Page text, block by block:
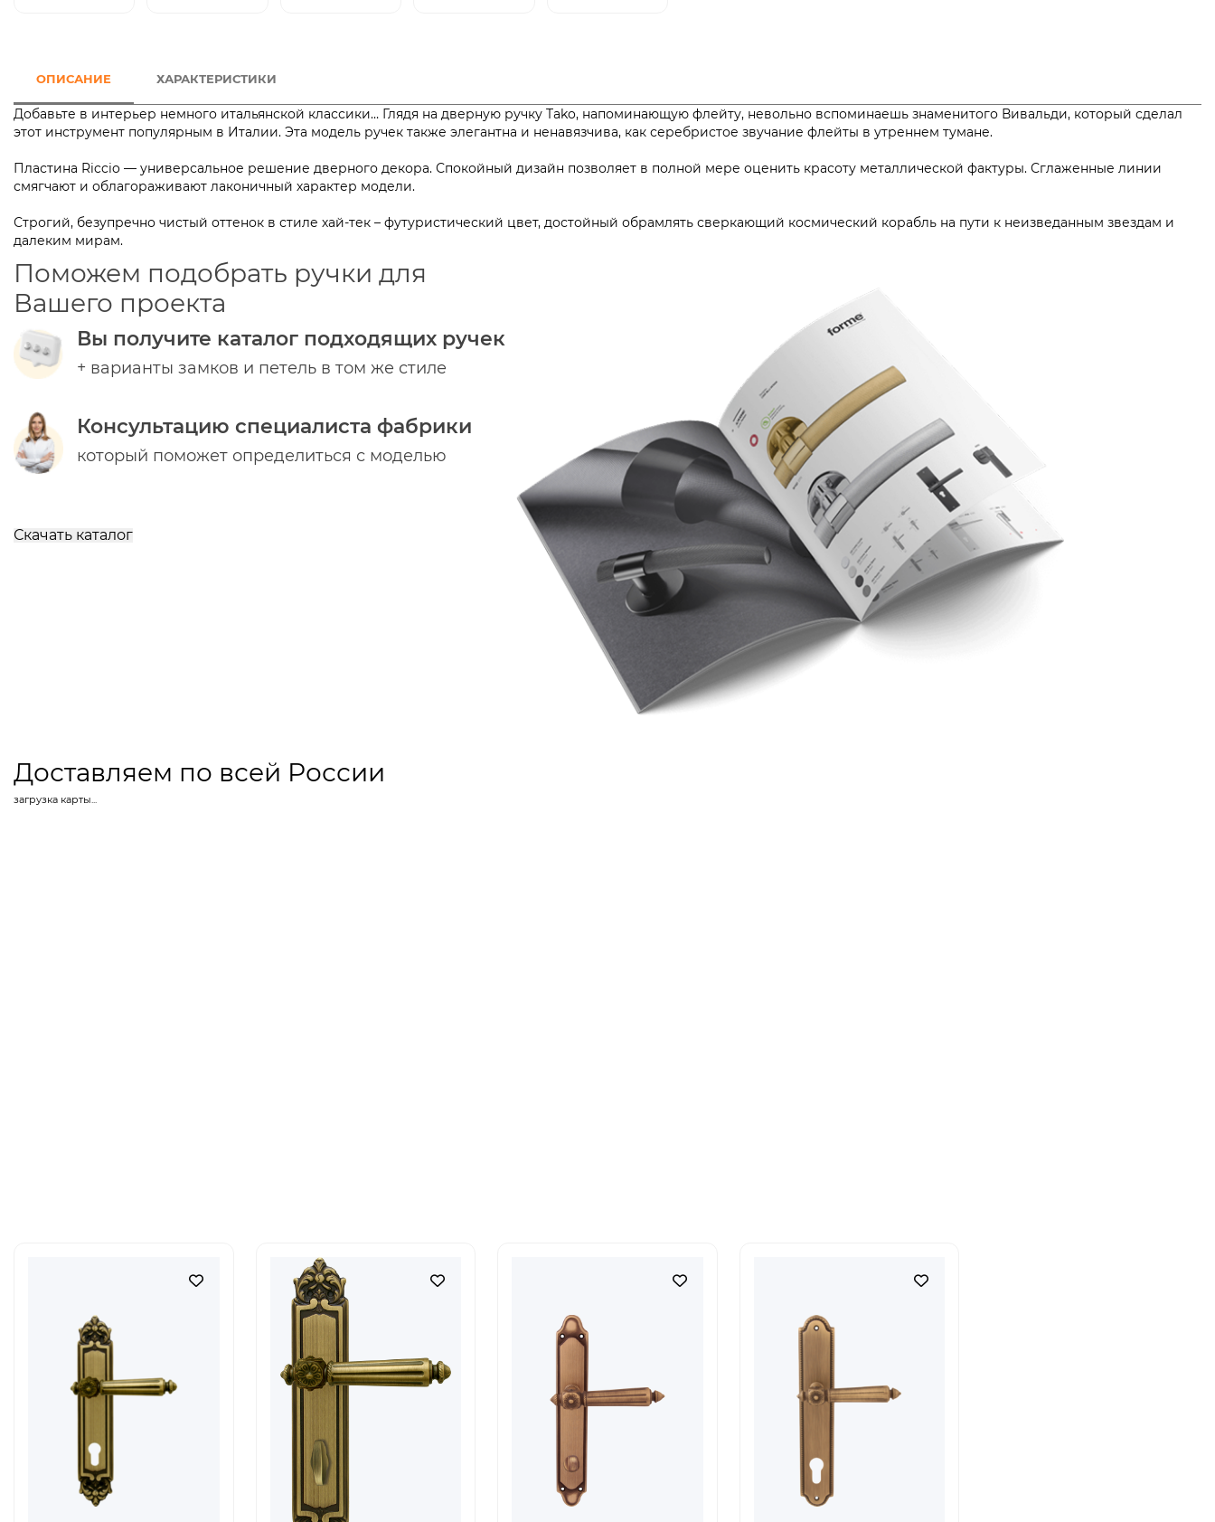
ОПИСАНИЕ ХАРАКТЕРИСТИКИ
Добавьте в интерьер немного итальянской классики… Глядя на дверную ручку Tako, напоминающую флейту, невольно вспоминаешь знаменитого Вивальди, который сделал
этот инструмент популярным в Италии. Эта модель ручек также элегантна и ненавязчива, как серебристое звучание флейты в утреннем тумане.
Пластина Riccio — универсальное решение дверного декора. Спокойный дизайн позволяет в полной мере оценить красоту металлической фактуры. Сглаженные линии
смягчают и облагораживают лаконичный характер модели.
Строгий, безупречно чистый оттенок в стиле хай-тек – футуристический цвет, достойный обрамлять сверкающий космический корабль на пути к неизведанным звездам и
далеким мирам.
Поможем подобрать ручки для
Вашего проекта
Вы получите каталог подходящих ручек
+ варианты замков и петель в том же стиле
Консультацию специалиста фабрики
который поможет определиться с моделью
Скачать каталог
Доставляем по всей России
загрузка карты...